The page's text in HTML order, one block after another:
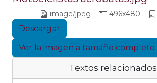
image/jpeg 496x480
Descargar
Ver la imagen a tamaño completo
Textos relacionados